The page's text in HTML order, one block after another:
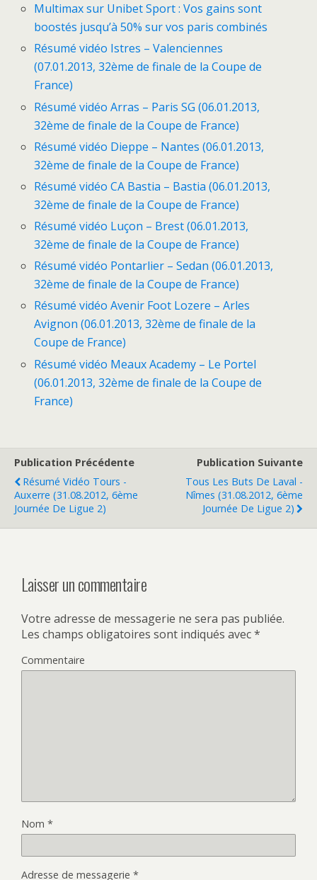
Multimax sur Unibet Sport : Vos gains sont
boostés jusqu’à 50% sur vos paris combinés
Résumé vidéo Istres – Valenciennes
(07.01.2013, 32ème de finale de la Coupe de
France)
Résumé vidéo Arras – Paris SG (06.01.2013,
32ème de finale de la Coupe de France)
Résumé vidéo Dieppe – Nantes (06.01.2013,
32ème de finale de la Coupe de France)
Résumé vidéo CA Bastia – Bastia (06.01.2013,
32ème de finale de la Coupe de France)
Résumé vidéo Luçon – Brest (06.01.2013,
32ème de finale de la Coupe de France)
Résumé vidéo Pontarlier – Sedan (06.01.2013,
32ème de finale de la Coupe de France)
Résumé vidéo Avenir Foot Lozere – Arles
Avignon (06.01.2013, 32ème de finale de la
Coupe de France)
Résumé vidéo Meaux Academy – Le Portel
(06.01.2013, 32ème de finale de la Coupe de
France)
Publication Précédente
Résumé Vidéo Tours -
Auxerre (31.08.2012, 6ème
Journée De Ligue 2)
Publication Suivante
Tous Les Buts De Laval -
Nîmes (31.08.2012, 6ème
Journée De Ligue 2)
Laisser un commentaire
Votre adresse de messagerie ne sera pas publiée.
Les champs obligatoires sont indiqués avec*
Commentaire
Nom *
Adresse de messagerie *